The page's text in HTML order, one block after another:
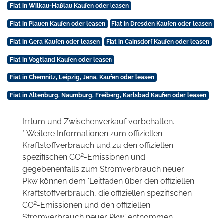
Fiat in Wilkau-Haßlau Kaufen oder leasen
Fiat in Plauen Kaufen oder leasen Fiat in Dresden Kaufen oder leasen
Fiat in Gera Kaufen oder leasen Fiat in Cainsdorf Kaufen oder leasen
Fiat in Vogtland Kaufen oder leasen
Fiat in Chemnitz, Leipzig, Jena, Kaufen oder leasen
Fiat in Altenburg, Naumburg, Freiberg, Karlsbad Kaufen oder leasen
Irrtum und Zwischenverkauf vorbehalten.
* Weitere Informationen zum offiziellen
Kraftstoffverbrauch und zu den offiziellen
spezifischen CO2-Emissionen und
gegebenenfalls zum Stromverbrauch neuer
Pkw können dem 'Leitfaden über den offiziellen
Kraftstoffverbrauch, die offiziellen spezifischen
CO2-Emissionen und den offiziellen